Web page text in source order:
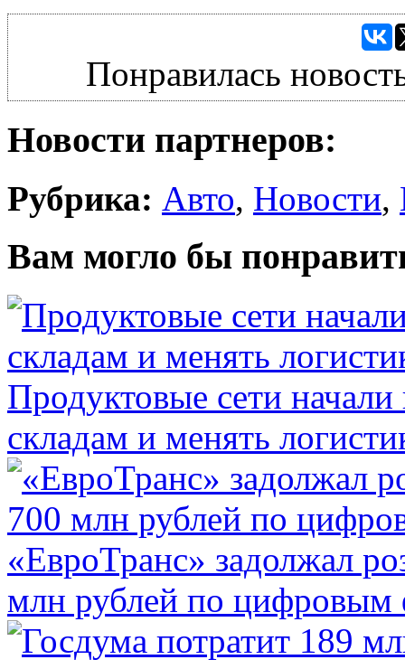
Понравилась
Новости партнеров:
Рубрика: Авто, Новости,
Вам могло бы
Продуктовые сети начали
складам и менять
«ЕвроТранс» задолжал
млн рублей по цифровым